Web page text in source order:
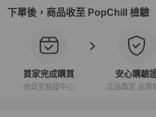
下單後，商品收至 PopChill 檢驗
買家完成購買
收貨至驗證中心
安心購驗
正品鑑定 品質